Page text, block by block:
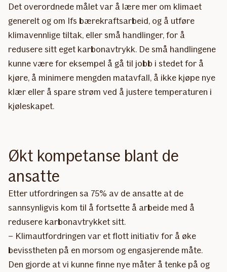
Det overordnede målet var å lære mer om klimaet
generelt og om Ifs bærekraftsarbeid, og å utføre
klimavennlige tiltak, eller små handlinger, for å
redusere sitt eget karbonavtrykk. De små handlingene
kunne være for eksempel å gå til jobb i stedet for å
kjøre, å minimere mengden matavfall, å ikke kjøpe nye
klær eller å spare strøm ved å justere temperaturen i
kjøleskapet.
Økt kompetanse blant de
ansatte
Etter utfordringen sa 75% av de ansatte at de
sannsynligvis kom til å fortsette å arbeide med å
redusere karbonavtrykket sitt.
– Klimautfordringen var et flott initiativ for å øke
bevisstheten på en morsom og engasjerende måte.
Den gjorde at vi kunne finne nye måter å tenke på og